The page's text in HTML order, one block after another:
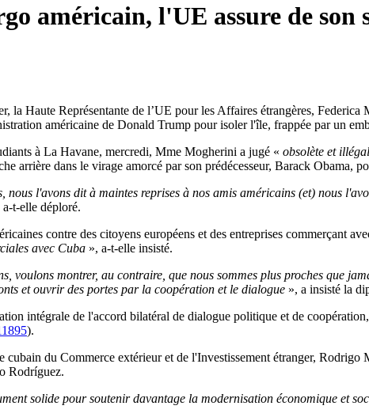
américain, l'UE assure de
la Haute Représentante de l’UE pour les Affaires étrangères,
américaine de Donald Trump pour isoler l'île, frappée par un
à La Havane, mercredi, Mme Mogherini a jugé « obsolète et illégal
arrière dans le virage amorcé par son prédécesseur, Barack Obama,
nous l'avons dit à maintes reprises à nos amis américains (et) nous
a-t-elle déploré.
contre des citoyens européens et des entreprises commerçant
avec Cuba », a-t-elle insisté.
voulons montrer, au contraire, que nous sommes plus proches que
et ouvrir des portes par la coopération et le dialogue », a insisté la
intégrale de l'accord bilatéral de dialogue politique et de
).
du Commerce extérieur et de l'Investissement étranger,
Rodríguez.
solide pour soutenir davantage la modernisation économique et